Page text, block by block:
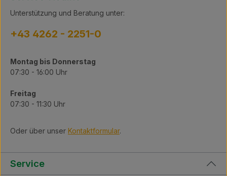
Unterstützung und Beratung unter:
+43 4262 - 2251-0
Montag bis Donnerstag
07:30 - 16:00 Uhr
Freitag
07:30 - 11:30 Uhr
Oder über unser Kontaktformular.
Service